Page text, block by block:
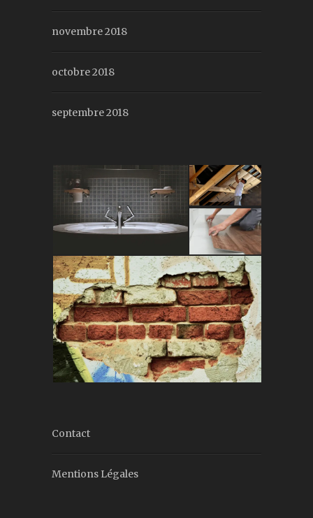
novembre 2018
octobre 2018
septembre 2018
Contact
Mentions Légales